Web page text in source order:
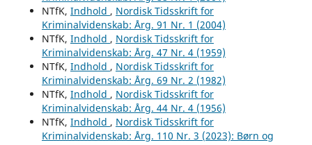
NTfK, Indhold , Nordisk Tidsskrift for
Kriminalvidenskab: Årg. 91 Nr. 1 (2004)
NTfK, Indhold , Nordisk Tidsskrift for
Kriminalvidenskab: Årg. 47 Nr. 4 (1959)
NTfK, Indhold , Nordisk Tidsskrift for
Kriminalvidenskab: Årg. 69 Nr. 2 (1982)
NTfK, Indhold , Nordisk Tidsskrift for
Kriminalvidenskab: Årg. 44 Nr. 4 (1956)
NTfK, Indhold , Nordisk Tidsskrift for
Kriminalvidenskab: Årg. 110 Nr. 3 (2023): Børn og